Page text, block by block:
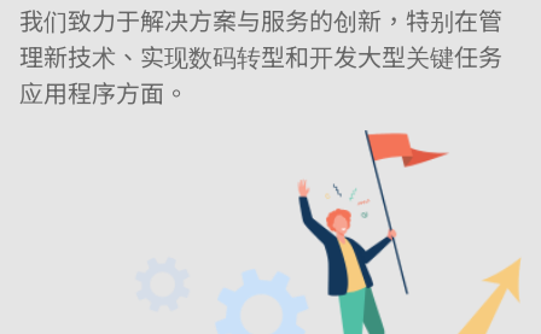
我们致力于解决方案与服务的创新，特别在管
理新技术、实现数码转型和开发大型关键任务
应用程序方面。